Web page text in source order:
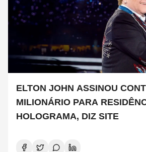
ELTON JOHN ASSINOU
MILIONÁRIO PARA
HOLOGRAMA, DIZ SITE